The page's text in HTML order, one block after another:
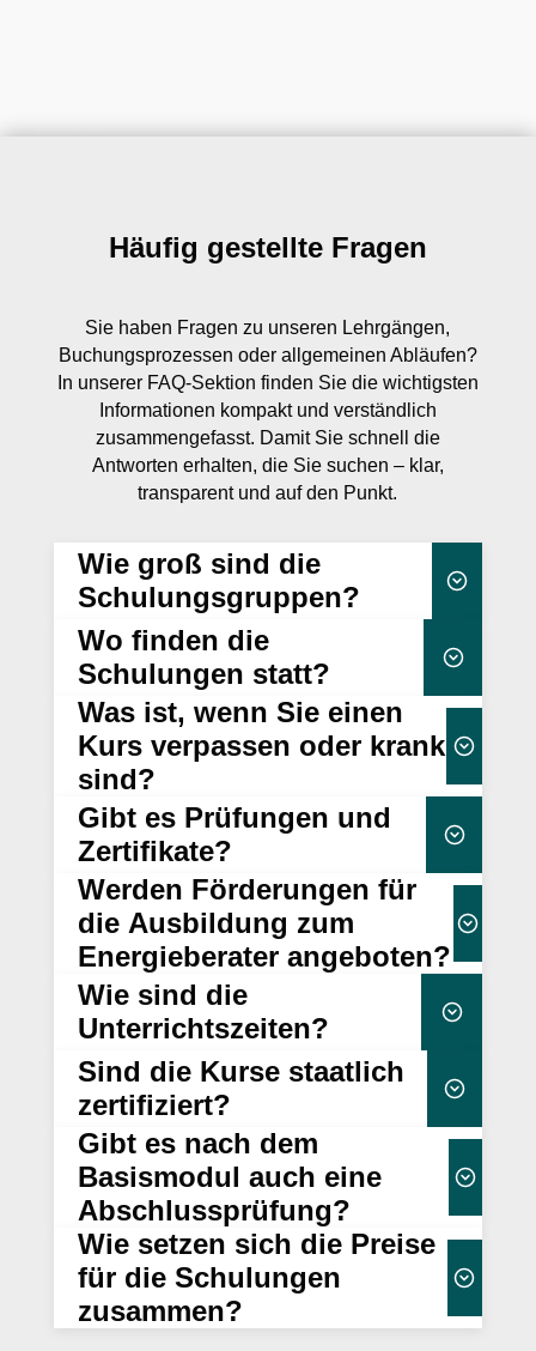
Häufig gestellte Fragen
Sie haben Fragen zu unseren Lehrgängen,
Buchungsprozessen oder allgemeinen Abläufen?
In unserer FAQ-Sektion finden Sie die wichtigsten
Informationen kompakt und verständlich
zusammengefasst. Damit Sie schnell die
Antworten erhalten, die Sie suchen – klar,
transparent und auf den Punkt.
Wie groß sind die
Schulungsgruppen?
25 Teilnehmenden
Wo finden die
Schulungen statt?
vollständig
Kursbeschreibung
Was ist, wenn Sie einen
Kurs verpassen oder krank
sind?
verpflichtend
Lerninhalt
zur Verfügung
Selbststudium
Wissensabfrage zu überprüfen
Gebühr von
75,00 € (inkl. MwSt.) an.
Gibt es Prüfungen und
Zertifikate?
Abschluss des Lehrgangs
Abschlussprüfung
wird diese entweder direkt
durch Campus-EW oder durch eine externe
Institution
Werden Förderungen für
die Ausbildung zum
Energieberater angeboten?
unserer Förderseite.
Wie sind die
Unterrichtszeiten?
09:00 Uhr 16:30 Uhr
ausreichend Pausen
Mittags- und zwei kurzen Kaffeepausen
Sind die Kurse staatlich
zertifiziert?
dena
sind anerkannt und
berechtigen zur Eintragung
Energieeffizienz-
Gibt es nach dem
Basismodul auch eine
Abschlussprüfung?
Wie setzen sich die Preise
für die Schulungen
zusammen?